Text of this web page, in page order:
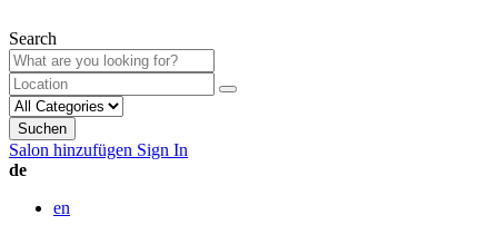
Search
Suchen
Salon hinzufügen Sign In
de
en